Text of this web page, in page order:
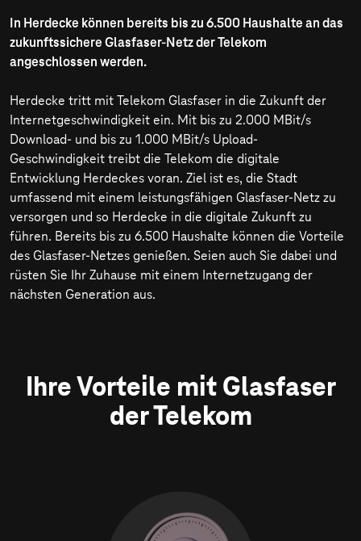
In Herdecke können bereits bis zu 6.500 Haushalte an das
zukunftssichere Glasfaser-Netz der Telekom
angeschlossen werden.
Herdecke tritt mit Telekom Glasfaser in die Zukunft der
Internetgeschwindigkeit ein. Mit bis zu 2.000 MBit/s
Download- und bis zu 1.000 MBit/s Upload-
Geschwindigkeit treibt die Telekom die digitale
Entwicklung Herdeckes voran. Ziel ist es, die Stadt
umfassend mit einem leistungsfähigen Glasfaser-Netz zu
versorgen und so Herdecke in die digitale Zukunft zu
führen. Bereits bis zu 6.500 Haushalte können die Vorteile
des Glasfaser-Netzes genießen. Seien auch Sie dabei und
rüsten Sie Ihr Zuhause mit einem Internetzugang der
nächsten Generation aus.
Ihre Vorteile mit Glasfaser
der Telekom